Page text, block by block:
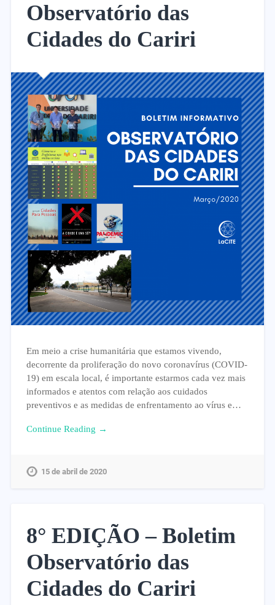
Observatório das
Cidades do Cariri
Em meio a crise humanitária que estamos vivendo,
decorrente da proliferação do novo coronavírus (COVID-
19) em escala local, é importante estarmos cada vez mais
informados e atentos com relação aos cuidados
preventivos e as medidas de enfrentamento ao vírus e…
Continue Reading →
15 de abril de 2020
8° EDIÇÃO – Boletim
Observatório das
Cidades do Cariri